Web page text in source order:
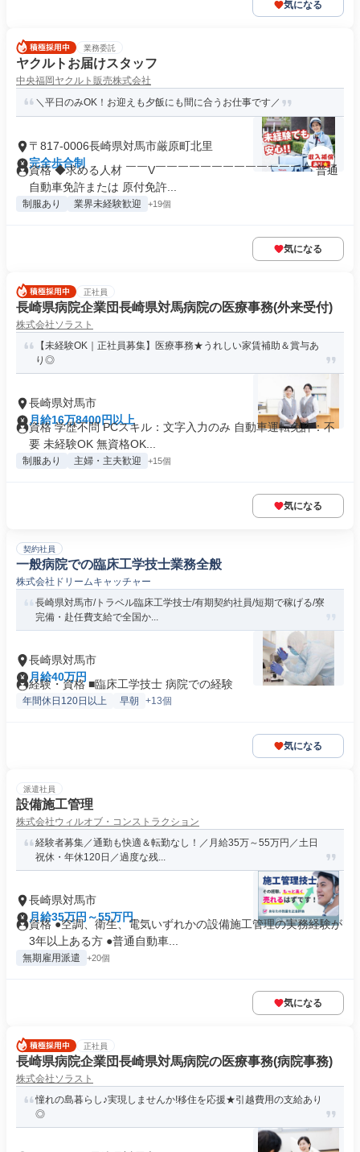
気になる
業務委託
ヤクルトお届けスタッフ
中央福岡ヤクルト販売株式会社
＼平日のみOK！お迎えも夕飯にも間に合うお仕事です／
〒817-0006長崎県対馬市厳原町北里
完全歩合制
資格 ◆求める人材 ￣￣V￣￣￣￣￣￣￣￣￣￣￣￣￣￣ 普通
自動車免許または 原付免許...
制服あり 業界未経験歓迎 +19個
気になる
正社員
長崎県病院企業団長崎県対馬病院の医療事務(外来受付)
株式会社ソラスト
【未経験OK｜正社員募集】医療事務★うれしい家賃補助＆賞与あ
り◎
長崎県対馬市
月給16万8400円以上
資格 学歴不問 PCスキル：文字入力のみ 自動車運転免許：不
要 未経験OK 無資格OK...
制服あり 主婦・主夫歓迎 +15個
気になる
契約社員
一般病院での臨床工学技士業務全般
株式会社ドリームキャッチャー
長崎県対馬市/トラベル臨床工学技士/有期契約社員/短期で稼げる/寮
完備・赴任費支給で全国か...
長崎県対馬市
月給40万円
経験・資格 ■臨床工学技士 病院での経験
年間休日120日以上 早朝 +13個
気になる
派遣社員
設備施工管理
株式会社ウィルオブ・コンストラクション
経験者募集／通勤も快適＆転勤なし！／月給35万～55万円／土日
祝休・年休120日／過度な残...
長崎県対馬市
月給35万円～55万円
資格 ●空調、衛生、電気いずれかの設備施工管理の実務経験が
3年以上ある方 ●普通自動車...
無期雇用派遣 +20個
気になる
正社員
長崎県病院企業団長崎県対馬病院の医療事務(病院事務)
株式会社ソラスト
憧れの島暮らし♪実現しませんか!移住を応援★引越費用の支給あり
◎